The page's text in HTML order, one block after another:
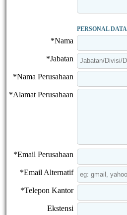
PERSONAL DATA
*Nama
*Jabatan
*Nama Perusahaan
*Alamat Perusahaan
*Email Perusahaan
*Email Alternatif
*Telepon Kantor
Ekstensi